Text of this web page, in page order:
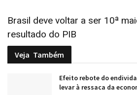
Brasil deve voltar a ser 10ª
resultado do PIB
Veja Também
Efeito rebote do
levar à ressaca da